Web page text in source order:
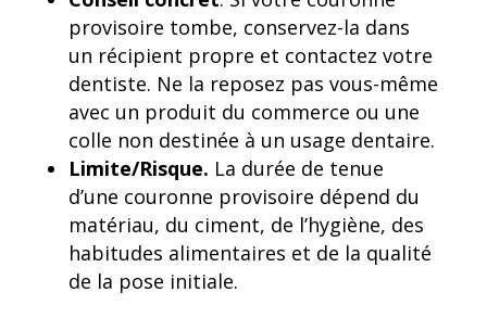
provisoire tombe, conservez-la dans
un récipient propre et contactez votre
dentiste. Ne la reposez pas vous-même
avec un produit du commerce ou une
colle non destinée à un usage dentaire.
Limite/Risque. La durée de tenue
d’une couronne provisoire dépend du
matériau, du ciment, de l’hygiène, des
habitudes alimentaires et de la qualité
de la pose initiale.